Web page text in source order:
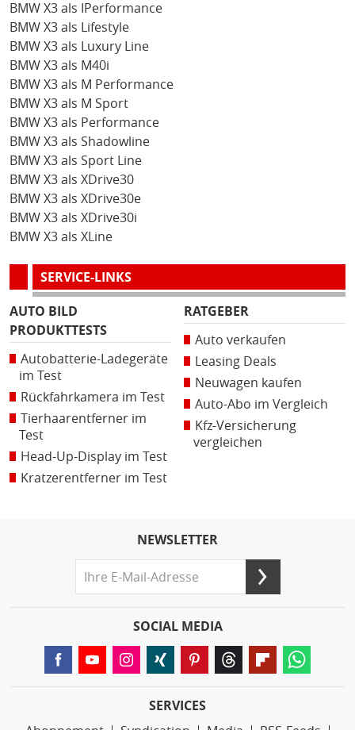
BMW X3 als IPerformance
BMW X3 als Lifestyle
BMW X3 als Luxury Line
BMW X3 als M40i
BMW X3 als M Performance
BMW X3 als M Sport
BMW X3 als Performance
BMW X3 als Shadowline
BMW X3 als Sport Line
BMW X3 als XDrive30
BMW X3 als XDrive30e
BMW X3 als XDrive30i
BMW X3 als XLine
SERVICE-LINKS
AUTO BILD
PRODUKTTESTS
Autobatterie-Ladegeräte
im Test
Rückfahrkamera im Test
Tierhaarentferner im
Test
Head-Up-Display im Test
Kratzerentferner im Test
RATGEBER
Auto verkaufen
Leasing Deals
Neuwagen kaufen
Auto-Abo im Vergleich
Kfz-Versicherung
vergleichen
NEWSLETTER
SOCIAL MEDIA
SERVICES